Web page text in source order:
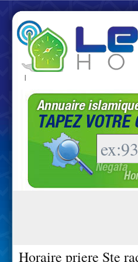
|
Horaire priere Ste